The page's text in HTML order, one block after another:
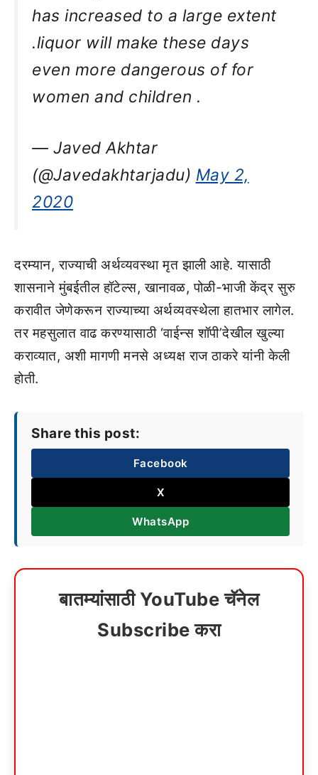
has increased to a large extent
.liquor will make these days
even more dangerous of for
women and children .
— Javed Akhtar
(@Javedakhtarjadu) May 2,
2020
दरम्यान, राज्याची अर्थव्यवस्था मृत झाली आहे. यासाठी
शासनाने मुंबईतील हॉटेल्स, खानावळ, पोळी-भाजी केंद्र सुरु
करावीत जेणेकरून राज्याच्या अर्थव्यवस्थेला हातभार लागेल.
तर महसुलात वाढ करण्यासाठी ‘वाईन्स शॉपी’देखील खुल्या
कराव्यात, अशी मागणी मनसे अध्यक्ष राज ठाकरे यांनी केली
होती.
Share this post:
Facebook
X
WhatsApp
बातम्यांसाठी YouTube चॅनेल
Subscribe करा